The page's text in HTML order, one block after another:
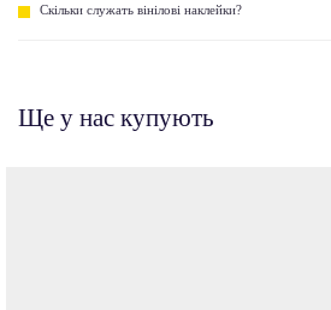
Скільки служать вінілові наклейки?
Ще у нас купують